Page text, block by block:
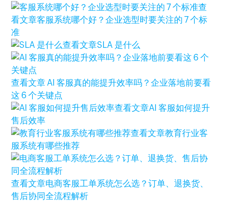
查
看文章客服系统哪个好？企业选型时要关注的 7 个标
准
查看文章SLA 是什么
查看文章 AI 客服真的能提升效率吗？企业落地前要看
这 6 个关键点
查看文章AI 客服如何提升
售后效率
查看文章教育行业客
服系统有哪些推荐
查看文章电商客服工单系统怎么选？订单、退换货、
售后协同全流程解析